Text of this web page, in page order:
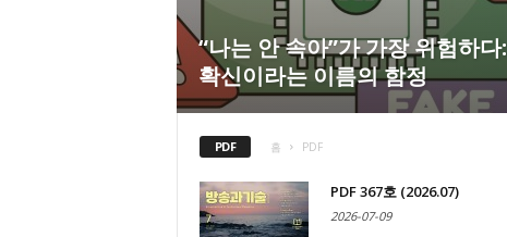
“나는 안 속아”가 가장 위험하다:
확신이라는 이름의 함정
PDF 홈 PDF
PDF 367호 (2026.07)
2026-07-09